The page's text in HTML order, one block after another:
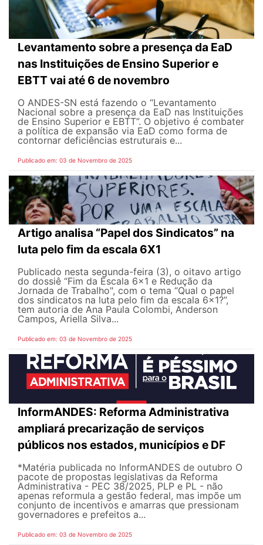
Levantamento sobre a presença da EaD
nas Instituições de Ensino Superior e
EBTT vai até 6 de novembro
O ANDES-SN está fazendo o “Levantamento
Nacional sobre a presença da EaD nas Instituições
de Ensino Superior e EBTT”. O objetivo é combater
a política de expansão via EaD como forma de
contornar deficiências estruturais e...
Publicado em: 03 de Novembro de 2025
Artigo analisa “Papel dos Sindicatos” na
luta pelo fim da escala 6X1
Publicado nesta segunda-feira (3), o oitavo artigo
do dossiê “Fim da Escala 6x1 e Redução da
Jornada de Trabalho", com o tema “Qual o papel
dos sindicatos na luta pelo fim da escala 6x1?”,
tem autoria de Ana Paula Colombi, Anderson
Campos, Ariella Silva...
Publicado em: 03 de Novembro de 2025
InformANDES: Reforma Administrativa
ampliará precarização de serviços
públicos nos estados, municípios e DF
*Matéria publicada no InformANDES de outubro O
pacote de propostas legislativas da Reforma
Administrativa - PEC 38/2025, PLP e PL - não
apenas reformula a gestão federal, mas impõe um
conjunto de incentivos e amarras que pressionam
governadores e prefeitos a...
Publicado em: 03 de Novembro de 2025